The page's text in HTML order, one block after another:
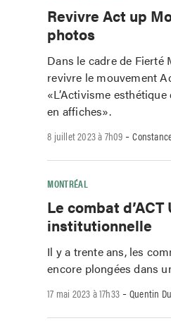
Revivre Act up
photos
Dans le cadre de Fierté
revivre le mouvement
«L’Activisme
en affiches».
8 juillet 2023 à 7h09 -
MONTRÉAL
Le combat
institutionnelle
Il y a trente ans, les
encore plongées dans
17 mai 2023 à 17h33 -Quentin